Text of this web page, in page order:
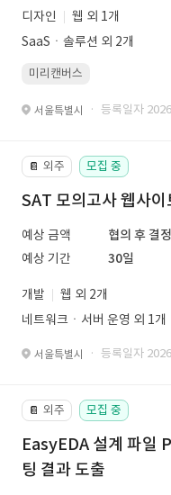
디자인
웹 외 1개
SaaSㆍ솔루션 외 2개
미리캔버스
서울특별시 · 등록일자
📔 외주 모집 중
SAT 모의고사 웹사
예상 금액
협의 후 결정
예상 기간
30일
개발
웹 외 2개
네트워크ㆍ서버 운영 외 1개
서울특별시 · 등록일자
📔 외주 모집 중
EasyEDA 설계 파일
팅 결과 도출